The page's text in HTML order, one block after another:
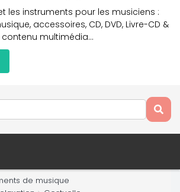
les instruments pour les musiciens :
accessoires, CD, DVD, Livre-CD &
contenu multimédia…
de musique